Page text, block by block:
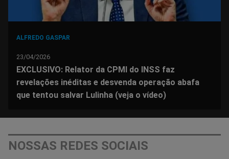
ALFREDO GASPAR
23/04/2026
EXCLUSIVO: Relator da CPMI do INSS faz
revelações inéditas e desvenda operação abafa
que tentou salvar Lulinha (veja o vídeo)
NOSSAS REDES SOCIAIS